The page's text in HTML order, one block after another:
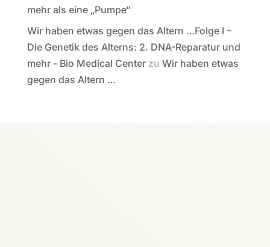
mehr als eine „Pumpe“
Wir haben etwas gegen das Altern …Folge I –
Die Genetik des Alterns: 2. DNA-Reparatur und
mehr - Bio Medical Centerzu Wir haben etwas
gegen das Altern …